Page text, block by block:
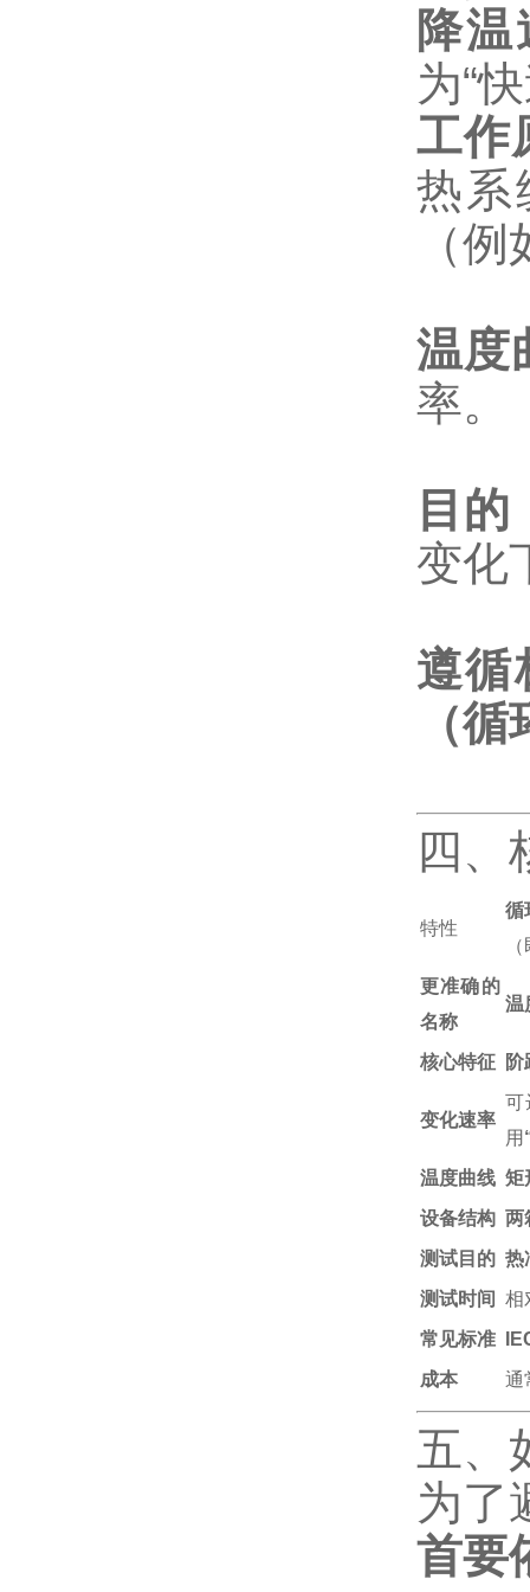
降
为“
工作
热系
（
温度
率。
目的
变化
遵循
（
四、
特性
循
更准确的
名称
温
核心特征 阶
变化速率
可
用
温度曲线 矩
设备结构 两
测试目的 热
测试时间 相
常见标准
成本
通
五、
为了
首要